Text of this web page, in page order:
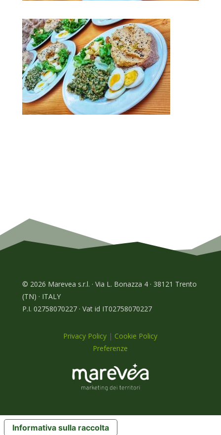
© 2026 Marevea s.r.l. · Via L. Bonazza 4 · 38121 Trento
(TN) · ITALY
P.I. 02758070227 · Vat id IT02758070227
Privacy Policy | Cookie Policy
Preferenze
Informativa sulla raccolta